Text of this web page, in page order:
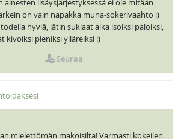
ainesten lisäysjärjestyksessä ei ole mitään
on vain napakka muna-sokerivaahto :)
hyviä, jätin suklaat aika isoiksi paloiksi,
kivoiksi pieniksi ylläreiksi :)
Seuraa
mielettömän makoisilta! Varmasti kokeilen